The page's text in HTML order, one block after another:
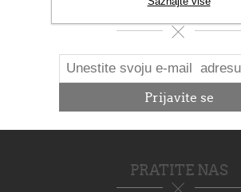
NOVOSTI
PRATITE NAS